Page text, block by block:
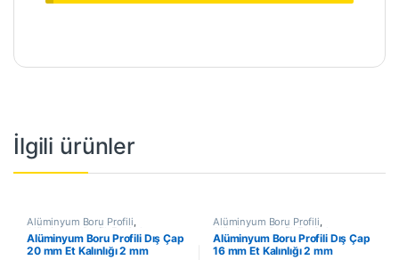
İlgili ürünler
Alüminyum Boru Profili,
Alüminyum Profil En Çok
Satanlar,İndirimli Ürünler
Alüminyum Boru Profili Dış Çap
20 mm Et Kalınlığı 2 mm
Alüminyum Boru Profili,
Alüminyum Profil En Çok
Satanlar,İndirimli Ürünler
Alüminyum Boru Profili Dış Çap
16 mm Et Kalınlığı 2 mm